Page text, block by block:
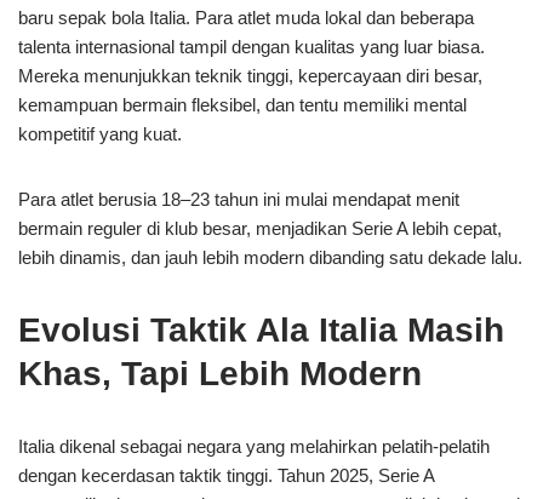
baru sepak bola Italia. Para atlet muda lokal dan beberapa
talenta internasional tampil dengan kualitas yang luar biasa.
Mereka menunjukkan teknik tinggi, kepercayaan diri besar,
kemampuan bermain fleksibel, dan tentu memiliki mental
kompetitif yang kuat.
Para atlet berusia 18–23 tahun ini mulai mendapat menit
bermain reguler di klub besar, menjadikan Serie A lebih cepat,
lebih dinamis, dan jauh lebih modern dibanding satu dekade lalu.
Evolusi Taktik Ala Italia Masih
Khas, Tapi Lebih Modern
Italia dikenal sebagai negara yang melahirkan pelatih-pelatih
dengan kecerdasan taktik tinggi. Tahun 2025, Serie A